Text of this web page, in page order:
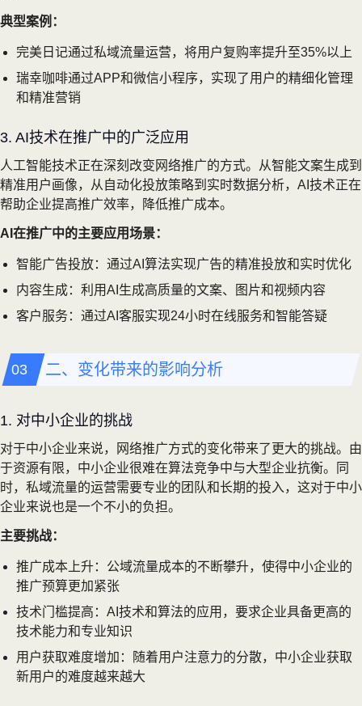
典型案例：
完美日记通过私域流量运营，将用户复购率提升至35%以上
瑞幸咖啡通过APP和微信小程序，实现了用户的精细化管理
和精准营销
3. AI技术在推广中的广泛应用
人工智能技术正在深刻改变网络推广的方式。从智能文案生成到
精准用户画像，从自动化投放策略到实时数据分析，AI技术正在
帮助企业提高推广效率，降低推广成本。
AI在推广中的主要应用场景：
智能广告投放：通过AI算法实现广告的精准投放和实时优化
内容生成：利用AI生成高质量的文案、图片和视频内容
客户服务：通过AI客服实现24小时在线服务和智能答疑
二、变化带来的影响分析
1. 对中小企业的挑战
对于中小企业来说，网络推广方式的变化带来了更大的挑战。由
于资源有限，中小企业很难在算法竞争中与大型企业抗衡。同
时，私域流量的运营需要专业的团队和长期的投入，这对于中小
企业来说也是一个不小的负担。
主要挑战：
推广成本上升：公域流量成本的不断攀升，使得中小企业的
推广预算更加紧张
技术门槛提高：AI技术和算法的应用，要求企业具备更高的
技术能力和专业知识
用户获取难度增加：随着用户注意力的分散，中小企业获取
新用户的难度越来越大